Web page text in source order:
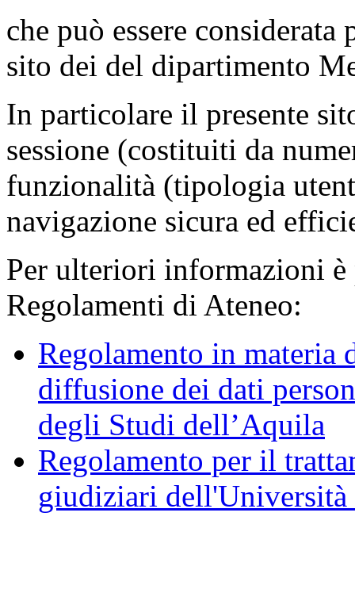
che può essere
sito dei del dipartimento
In particolare il presente
sessione (costituiti da
funzionalità (tipologia
navigazione sicura ed
Per ulteriori informazioni è
Regolamenti di Ateneo:
Regolamento in materia
diffusione dei dati
degli Studi dell’Aquila
Regolamento per il
giudiziari